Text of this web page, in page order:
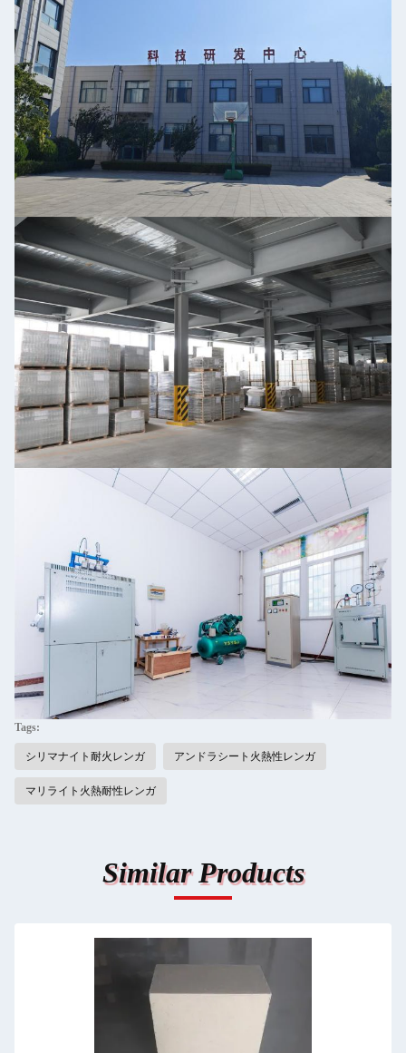
Tags:
シリマナイト耐火レンガ アンドラシート火熱性レンガ
マリライト火熱耐性レンガ
Similar Products